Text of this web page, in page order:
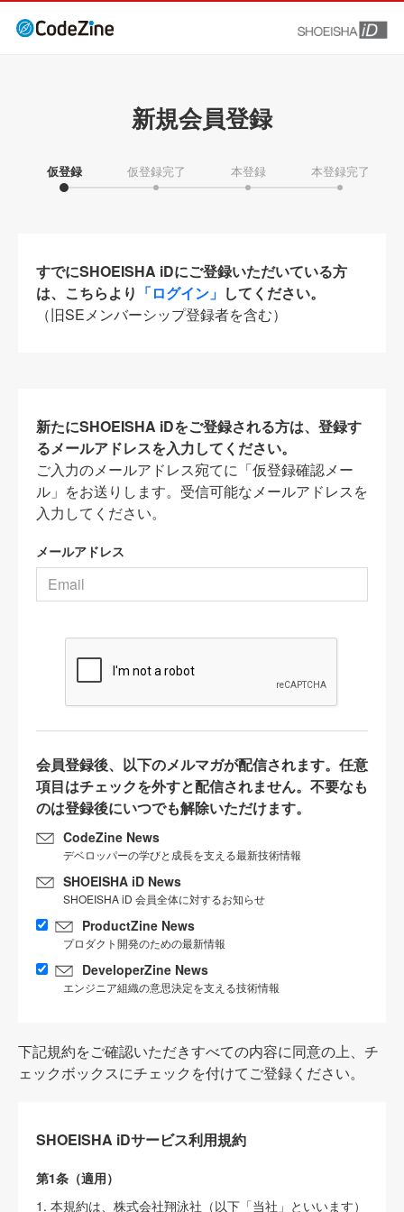
新規会員登録
仮登録 仮登録完了 本登録 本登録完了
すでにSHOEISHA iDにご登録いただいている方
は、こちらより 「ログイン」 してください。
（旧SEメンバーシップ登録者を含む）
新たにSHOEISHA iDをご登録される方は、登録す
るメールアドレスを入力してください。
ご入力のメールアドレス宛てに「仮登録確認メー
ル」をお送りします。受信可能なメールアドレスを
入力してください。
メールアドレス
会員登録後、以下のメルマガが配信されます。任意
項目はチェックを外すと配信されません。不要なも
のは登録後にいつでも解除いただけます。
CodeZine News
デベロッパーの学びと成長を支える最新技術情報
SHOEISHA iD News
SHOEISHA iD 会員全体に対するお知らせ
ProductZine News
プロダクト開発のための最新情報
DeveloperZine News
エンジニア組織の意思決定を支える技術情報
下記規約をご確認いただきすべての内容に同意の上、チ
ェックボックスにチェックを付けてご登録ください。
SHOEISHA iDサービス利用規約
第1条（適用）
1. 本規約は、株式会社翔泳社（以下「当社」といいます）